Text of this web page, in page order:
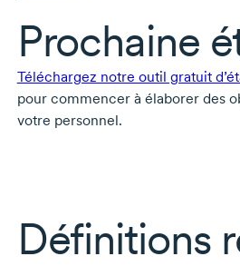
Prochaine
Téléchargez notre outil gratuit
pour commencer à élaborer des
votre personnel.
Définitions